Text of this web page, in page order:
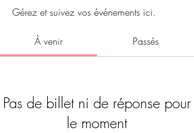
Gérez et suivez vos événements ici.
À venir Passés
Pas de billet ni de réponse pour
le moment